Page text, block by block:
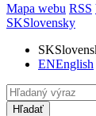
Mapa webu RSS
SKSlovensky
SK
ENEnglish
Hľadať